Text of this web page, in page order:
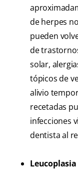
de herpes
pueden
de
solar,
tópicos de
alivio
recetadas
infecciones
dentista al
Leucoplasia